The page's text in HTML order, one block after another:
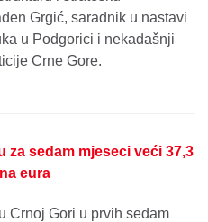
Grgić, saradnik u nastavi
u Podgorici i nekadašnji
Crne Gore.
za sedam mjeseci veći 37,3
eura
Crnoj Gori u prvih sedam